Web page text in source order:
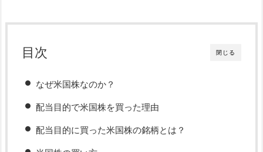
閉じる
目次
なぜ米国株なのか？
配当目的で米国株を買った理由
配当目的に買った米国株の銘柄とは？